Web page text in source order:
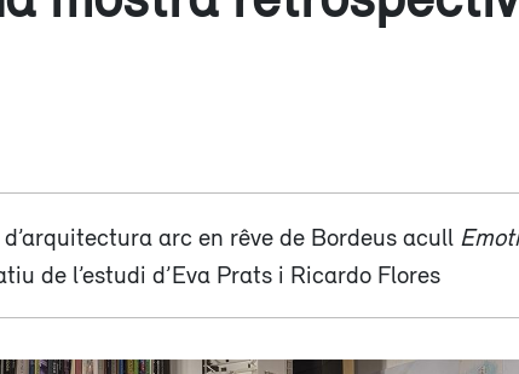
arc en rêve de Bordeus acull
de l’estudi d’Eva Prats i Ricardo Flores